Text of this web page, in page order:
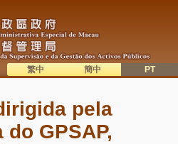
pela
GPSAP,